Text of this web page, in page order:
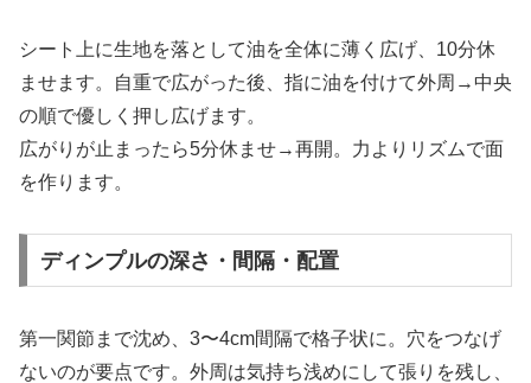
シート上に生地を落として油を全体に薄く広げ、10分休
ませます。自重で広がった後、指に油を付けて外周→中央
の順で優しく押し広げます。
広がりが止まったら5分休ませ→再開。力よりリズムで面
を作ります。
ディンプルの深さ・間隔・配置
第一関節まで沈め、3〜4cm間隔で格子状に。穴をつなげ
ないのが要点です。外周は気持ち浅めにして張りを残し、